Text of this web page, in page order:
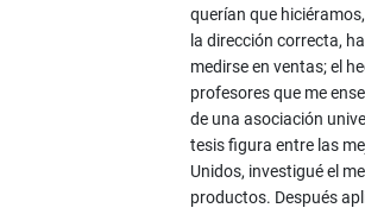
querían que
la dirección correcta,
medirse en ventas; el
profesores que me
de una asociación
tesis figura entre las
Unidos, investigué el
productos. Después